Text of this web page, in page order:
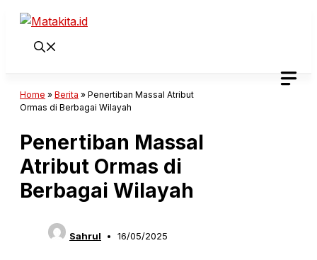
Langsung
Home » Berita » Penertiban Massal Atribut
Ormas di Berbagai Wilayah
Penertiban Massal
Atribut Ormas di
Berbagai Wilayah
Sahrul 16/05/2025